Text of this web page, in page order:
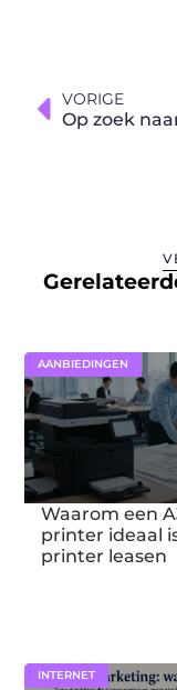
VORIGE
AANBIEDINGEN
Waarom een
printer ideaal
printer leasen
INTERNET